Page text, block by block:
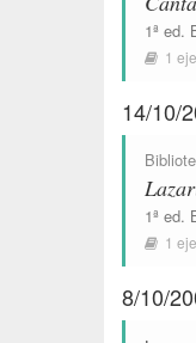
1ª ed.
1
14/10/
1ª ed.
1
8/10/